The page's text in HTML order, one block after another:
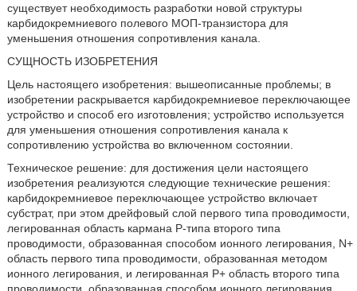
существует необходимость разработки новой структуры
карбидокремниевого полевого МОП-транзистора для
уменьшения отношения сопротивления канала.
СУЩНОСТЬ ИЗОБРЕТЕНИЯ
Цель настоящего изобретения: вышеописанные проблемы; в
изобретении раскрывается карбидокремниевое переключающее
устройство и способ его изготовления; устройство используется
для уменьшения отношения сопротивления канала к
сопротивлению устройства во включенном состоянии.
Техническое решение: для достижения цели настоящего
изобретения реализуются следующие технические решения:
карбидокремниевое переключающее устройство включает
субстрат, при этом дрейфовый слой первого типа проводимости,
легированная область кармана Р-типа второго типа
проводимости, образованная способом ионного легирования, N+
область первого типа проводимости, образованная методом
ионного легирования, и легированная Р+ область второго типа